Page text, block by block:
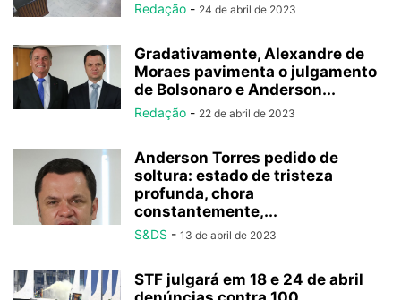
Redação - 24 de abril de 2023
Gradativamente, Alexandre de
Moraes pavimenta o julgamento
de Bolsonaro e Anderson...
Redação - 22 de abril de 2023
Anderson Torres pedido de
soltura: estado de tristeza
profunda, chora
constantemente,...
S&DS - 13 de abril de 2023
STF julgará em 18 e 24 de abril